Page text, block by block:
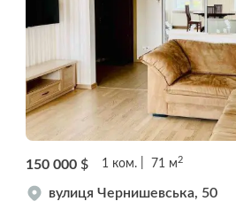
150 000 $ 1 ком. 71 м 2
вулиця Чернишевська, 50